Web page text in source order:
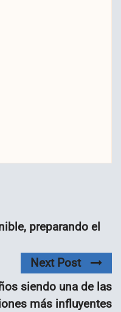
preparando el
Next Post
siendo una de las
más influyentes